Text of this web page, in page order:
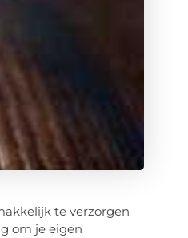
te verzorgen
om je eigen